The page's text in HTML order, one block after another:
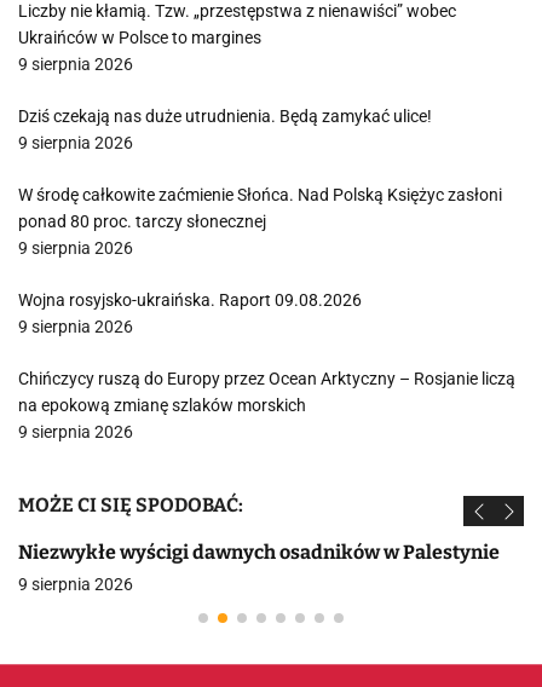
Liczby nie kłamią. Tzw. „przestępstwa z nienawiści” wobec
Ukraińców w Polsce to margines
9 sierpnia 2026
Dziś czekają nas duże utrudnienia. Będą zamykać ulice!
9 sierpnia 2026
W środę całkowite zaćmienie Słońca. Nad Polską Księżyc zasłoni
ponad 80 proc. tarczy słonecznej
9 sierpnia 2026
Wojna rosyjsko-ukraińska. Raport 09.08.2026
9 sierpnia 2026
Chińczycy ruszą do Europy przez Ocean Arktyczny – Rosjanie liczą
na epokową zmianę szlaków morskich
9 sierpnia 2026
MOŻE CI SIĘ SPODOBAĆ:
Niezwykłe wyścigi dawnych osadników w Palestynie
9 sierpnia 2026